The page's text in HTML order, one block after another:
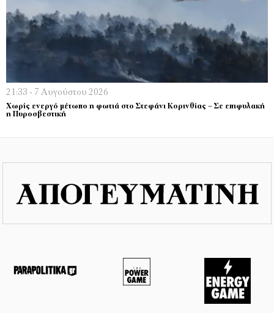
21:33 - 7 Αυγούστου 2026
Χωρίς ενεργό μέτωπο η φωτιά στο Στεφάνι Κορινθίας – Σε επιφυλακή
η Πυροσβεστική